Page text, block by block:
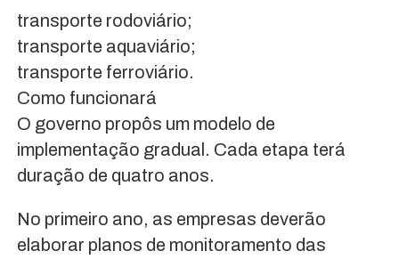
transporte rodoviário;
transporte aquaviário;
transporte ferroviário.
Como funcionará
O governo propôs um modelo de
implementação gradual. Cada etapa terá
duração de quatro anos.
No primeiro ano, as empresas deverão
elaborar planos de monitoramento das